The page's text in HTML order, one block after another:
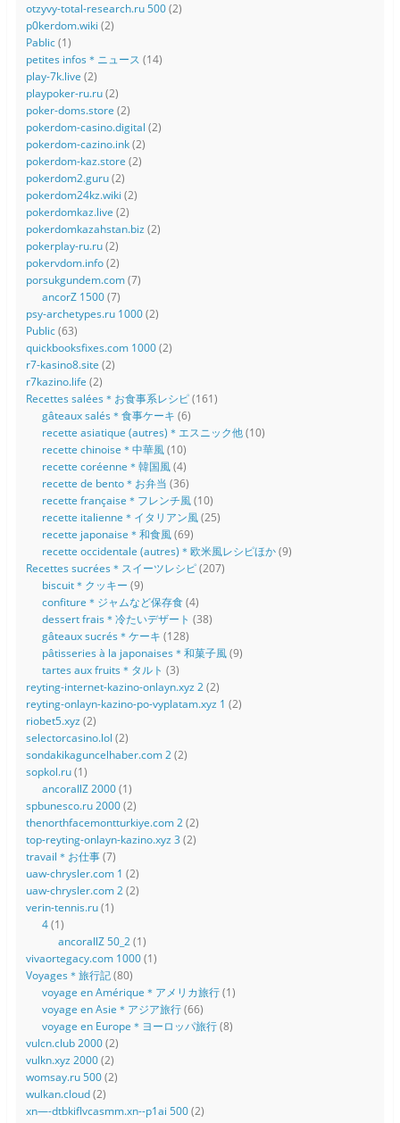
otzyvy-total-research.ru 500(2)
p0kerdom.wiki (2)
Pablic(1)
petites infos＊ニュース (14)
play-7k.live (2)
playpoker-ru.ru(2)
poker-doms.store (2)
pokerdom-casino.digital (2)
pokerdom-cazino.ink(2)
pokerdom-kaz.store (2)
pokerdom2.guru(2)
pokerdom24kz.wiki (2)
pokerdomkaz.live (2)
pokerdomkazahstan.biz (2)
pokerplay-ru.ru(2)
pokervdom.info(2)
porsukgundem.com(7)
ancorZ 1500(7)
psy-archetypes.ru 1000(2)
Public(63)
quickbooksfixes.com 1000(2)
r7-kasino8.site (2)
r7kazino.life (2)
Recettes salées＊お食事系レシピ(161)
gâteaux salés＊食事ケーキ (6)
recette asiatique (autres)＊エスニック他(10)
recette chinoise＊中華風(10)
recette coréenne＊韓国風(4)
recette de bento＊お弁当 (36)
recette française＊フレンチ風(10)
recette italienne＊イタリアン風(25)
recette japonaise＊和食風(69)
recette occidentale (autres)＊欧米風レシピほか(9)
Recettes sucrées＊スイーツレシピ(207)
biscuit＊クッキー (9)
confiture＊ジャムなど保存食(4)
dessert frais＊冷たいデザート (38)
gâteaux sucrés＊ケーキ (128)
pâtisseries à la japonaises＊和菓子風(9)
tartes aux fruits＊タルト (3)
reyting-internet-kazino-onlayn.xyz 2(2)
reyting-onlayn-kazino-po-vyplatam.xyz 1 (2)
riobet5.xyz (2)
selectorcasino.lol (2)
sondakikaguncelhaber.com 2(2)
sopkol.ru(1)
ancorallZ 2000(1)
spbunesco.ru 2000(2)
thenorthfacemontturkiye.com 2(2)
top-reyting-onlayn-kazino.xyz 3 (2)
travail＊お仕事(7)
uaw-chrysler.com 1 (2)
uaw-chrysler.com 2(2)
verin-tennis.ru(1)
4(1)
ancorallZ 50_2(1)
vivaortegacy.com 1000(1)
Voyages＊旅行記(80)
voyage en Amérique＊アメリカ旅行(1)
voyage en Asie＊アジア旅行(66)
voyage en Europe＊ヨーロッパ旅行(8)
vulcn.club 2000(2)
vulkn.xyz 2000(2)
womsay.ru 500(2)
wulkan.cloud(2)
xn—-dtbkiflvcasmm.xn--p1ai 500(2)